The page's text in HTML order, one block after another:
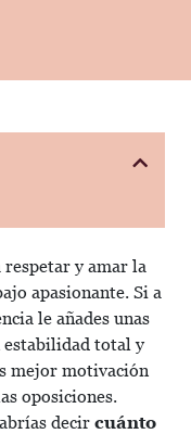
respetar y amar la
apasionante. Si a
le añades unas
estabilidad total y
mejor motivación
oposiciones.
decir cuánto